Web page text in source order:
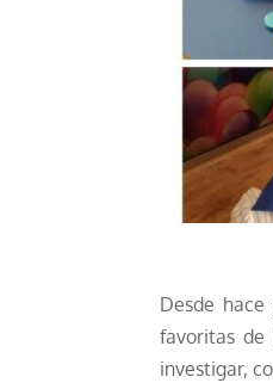
Desde
favoritas de
investigar,